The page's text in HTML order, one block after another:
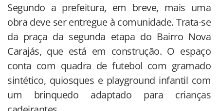
Segundo a prefeitura, em breve, mais uma
obra deve ser entregue à comunidade. Trata-se
da praça da segunda etapa do Bairro Nova
Carajás, que está em construção. O espaço
conta com quadra de futebol com gramado
sintético, quiosques e playground infantil com
um brinquedo adaptado para crianças